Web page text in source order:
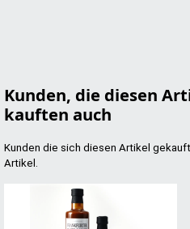
Kunden, die diesen
kauften auch
Kunden die sich diesen Artikel
Artikel.